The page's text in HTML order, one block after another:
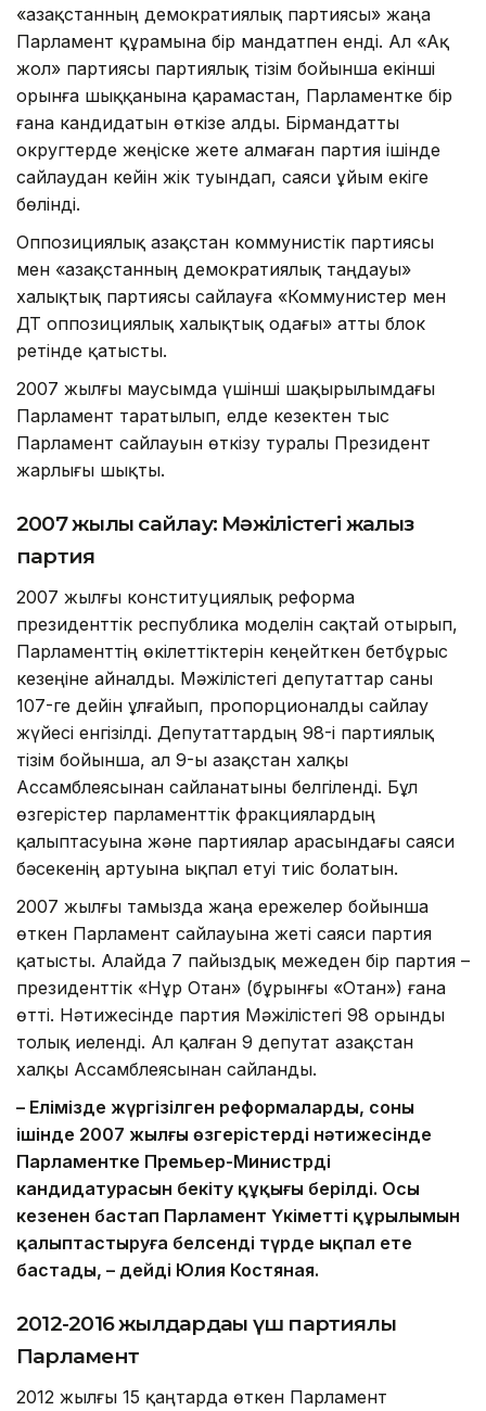
«Қазақстанның демократиялық партиясы» жаңа
Парламент құрамына бір мандатпен енді. Ал «Ақ
жол» партиясы партиялық тізім бойынша екінші
орынға шыққанына қарамастан, Парламентке бір
ғана кандидатын өткізе алды. Бірмандатты
округтерде жеңіске жете алмаған партия ішінде
сайлаудан кейін жік туындап, саяси ұйым екіге
бөлінді.
Оппозициялық Қазақстан коммунистік партиясы
мен «Қазақстанның демократиялық таңдауы»
халықтық партиясы сайлауға «Коммунистер мен
ҚДТ оппозициялық халықтық одағы» атты блок
ретінде қатысты.
2007 жылғы маусымда үшінші шақырылымдағы
Парламент таратылып, елде кезектен тыс
Парламент сайлауын өткізу туралы Президент
жарлығы шықты.
2007 жылғы сайлау: Мәжілістегі жалғыз
партия
2007 жылғы конституциялық реформа
президенттік республика моделін сақтай отырып,
Парламенттің өкілеттіктерін кеңейткен бетбұрыс
кезеңіне айналды. Мәжілістегі депутаттар саны
107-ге дейін ұлғайып, пропорционалды сайлау
жүйесі енгізілді. Депутаттардың 98-і партиялық
тізім бойынша, ал 9-ы Қазақстан халқы
Ассамблеясынан сайланатыны белгіленді. Бұл
өзгерістер парламенттік фракциялардың
қалыптасуына және партиялар арасындағы саяси
бәсекенің артуына ықпал етуі тиіс болатын.
2007 жылғы тамызда жаңа ережелер бойынша
өткен Парламент сайлауына жеті саяси партия
қатысты. Алайда 7 пайыздық межеден бір партия –
президенттік «Нұр Отан» (бұрынғы «Отан») ғана
өтті. Нәтижесінде партия Мәжілістегі 98 орынды
толық иеленді. Ал қалған 9 депутат Қазақстан
халқы Ассамблеясынан сайланды.
– Елімізде жүргізілген реформалардың, соның
ішінде 2007 жылғы өзгерістердің нәтижесінде
Парламентке Премьер-Министрдің
кандидатурасын бекіту құқығы берілді. Осы
кезеңнен бастап Парламент Үкіметтің құрылымын
қалыптастыруға белсенді түрде ықпал ете
бастады, – дейді Юлия Костяная.
2012-2016 жылдардағы үш партиялы
Парламент
2012 жылғы 15 қаңтарда өткен Парламент